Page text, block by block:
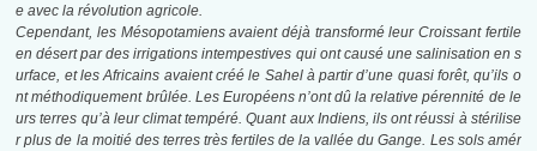
e avec la révolution agricole.
Cependant, les Mésopotamiens avaient déjà transformé leur Croissant fertile
en désertpar des irrigations intempestives qui ont causé une salinisation en s
urface, et lesAfricains avaient créé le Sahel à partir d’une quasi forêt, qu’ils o
nt méthodiquement brûlée. Les Européens n’ont dû la relative pérennité de le
urs terres qu’à leur climattempéré. Quant aux Indiens, ils ont réussi à stérilise
r plus de la moitié des terres très fertiles de la vallée du Gange. Les sols amér